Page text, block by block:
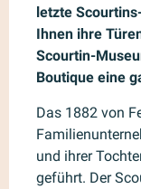
letzte
Ihnen ihre
Scourtin-
Boutique eine
Das 1882 von
und ihrer
geführt. Der